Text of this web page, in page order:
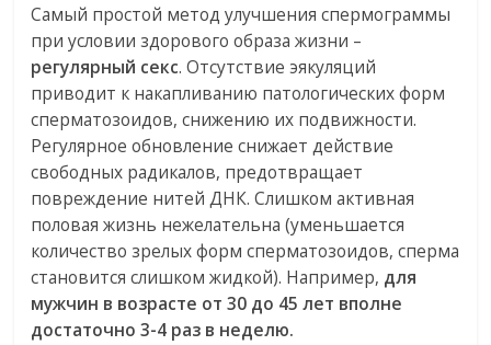
Самый простой метод улучшения спермограммы
при условии здорового образа жизни –
регулярный секс. Отсутствие эякуляций
приводит к накапливанию патологических форм
сперматозоидов, снижению их подвижности.
Регулярное обновление снижает действие
свободных радикалов, предотвращает
повреждение нитей ДНК. Слишком активная
половая жизнь нежелательна (уменьшается
количество зрелых форм сперматозоидов, сперма
становится слишком жидкой). Например, для
мужчин в возрасте от 30 до 45 лет вполне
достаточно 3-4 раз в неделю.